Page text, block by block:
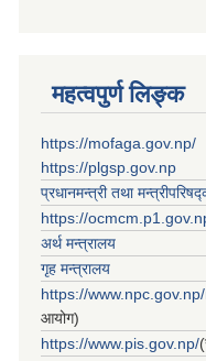
महत्वपुर्ण लिङ्क
https://mofaga.gov.np/
https://plgsp.gov.np
प्रधानमन्त्री तथा
https://
अर्थ मन्त्रालय
गृह मन्त्रालय
https://
आयोग)
https://www.pis.gov.np/